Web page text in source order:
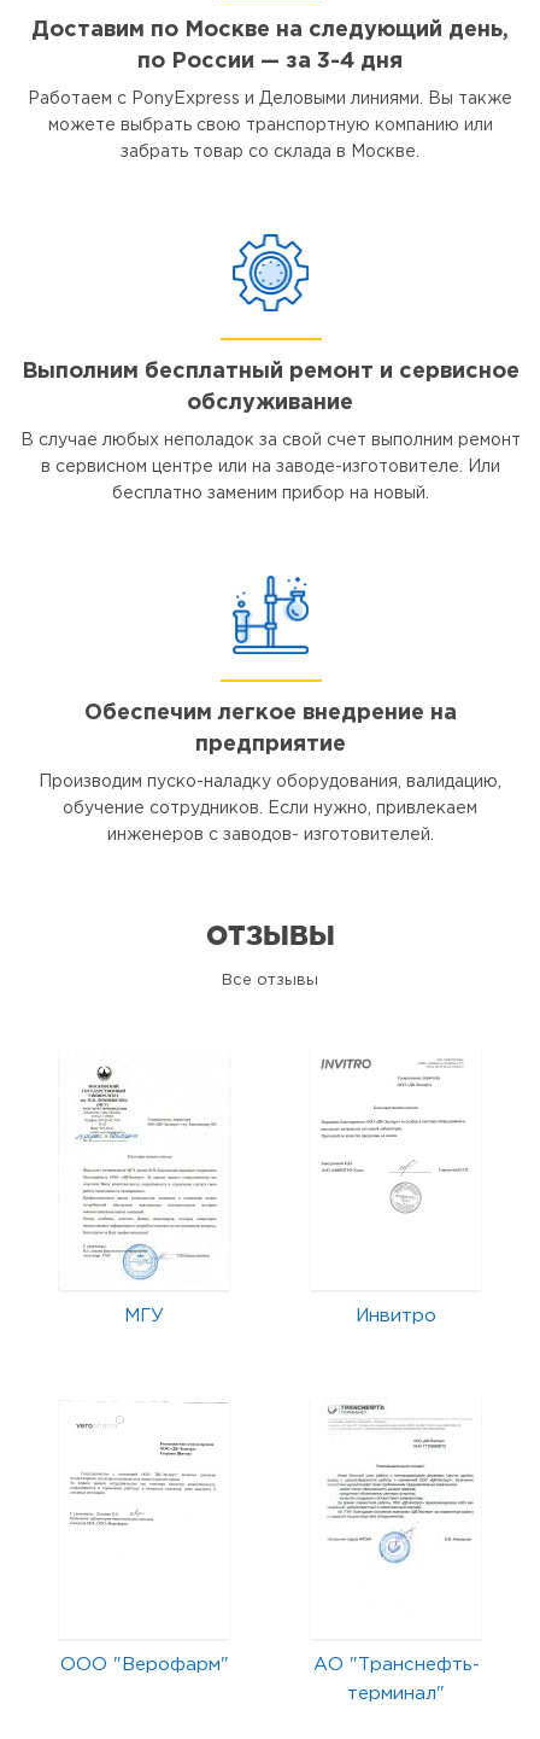
Доставим по Москве на следующий день,
по России — за 3-4 дня
Работаем с PonyExpress и Деловыми линиями. Вы также
можете выбрать свою транспортную компанию или
забрать товар со склада в Москве.
Выполним бесплатный ремонт и сервисное
обслуживание
В случае любых неполадок за свой счет выполним ремонт
в сервисном центре или на заводе-изготовителе. Или
бесплатно заменим прибор на новый.
Обеспечим легкое внедрение на
предприятие
Производим пуско-наладку оборудования, валидацию,
обучение сотрудников. Если нужно, привлекаем
инженеров с заводов- изготовителей.
ОТЗЫВЫ
Все отзывы
МГУ Инвитро
ООО "Верофарм"
АО "Транснефть-
терминал"